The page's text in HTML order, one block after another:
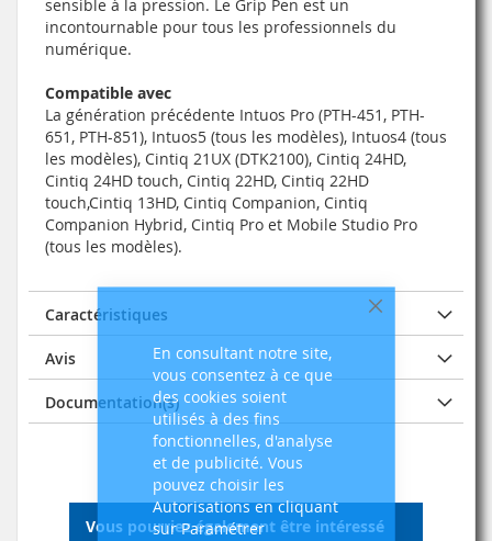
Fermer
En consultant notre site,
vous consentez à ce que
des cookies soient
utilisés à des fins
fonctionnelles, d'analyse
et de publicité. Vous
pouvez choisir les
Autorisations en cliquant
sur Paramétrer
sensible à la pression. Le Grip Pen est un
incontournable pour tous les professionnels du
numérique.
Compatible avec
La génération précédente Intuos Pro (PTH-451, PTH-
651, PTH-851), Intuos5 (tous les modèles), Intuos4 (tous
les modèles), Cintiq 21UX (DTK2100), Cintiq 24HD,
Cintiq 24HD touch, Cintiq 22HD, Cintiq 22HD
touch,Cintiq 13HD, Cintiq Companion, Cintiq
Companion Hybrid, Cintiq Pro et Mobile Studio Pro
(tous les modèles).
Caractéristiques
Avis
Documentation(s)
Vous pourriez également être intéressé